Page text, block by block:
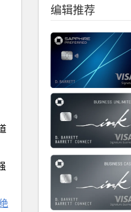
编辑推荐